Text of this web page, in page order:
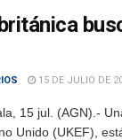
15 DE JULIO DE
15 jul. (AGN).-
Unido (UKEF),